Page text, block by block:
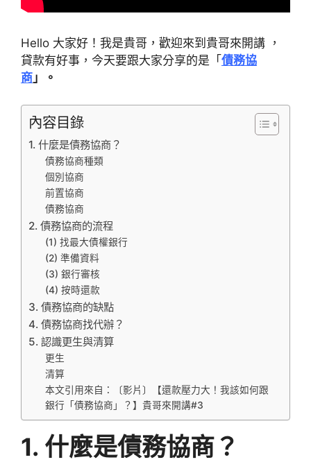
Hello 大家好！我是貴哥，歡迎來到貴哥來開講 ，
貸款有好事，今天要跟大家分享的是「 債務協
商 」。
內容目錄
1. 什麼是債務協商？
債務協商種類
個別協商
前置協商
債務協商
2. 債務協商的流程
(1) 找最大債權銀行
(2) 準備資料
(3) 銀行審核
(4) 按時還款
3. 債務協商的缺點
4. 債務協商找代辦？
5. 認識更生與清算
更生
清算
本文引用來自：〔影片〕【還款壓力大！我該如何跟
銀行「債務協商」？】貴哥來開講#3
1. 什麼是債務協商？